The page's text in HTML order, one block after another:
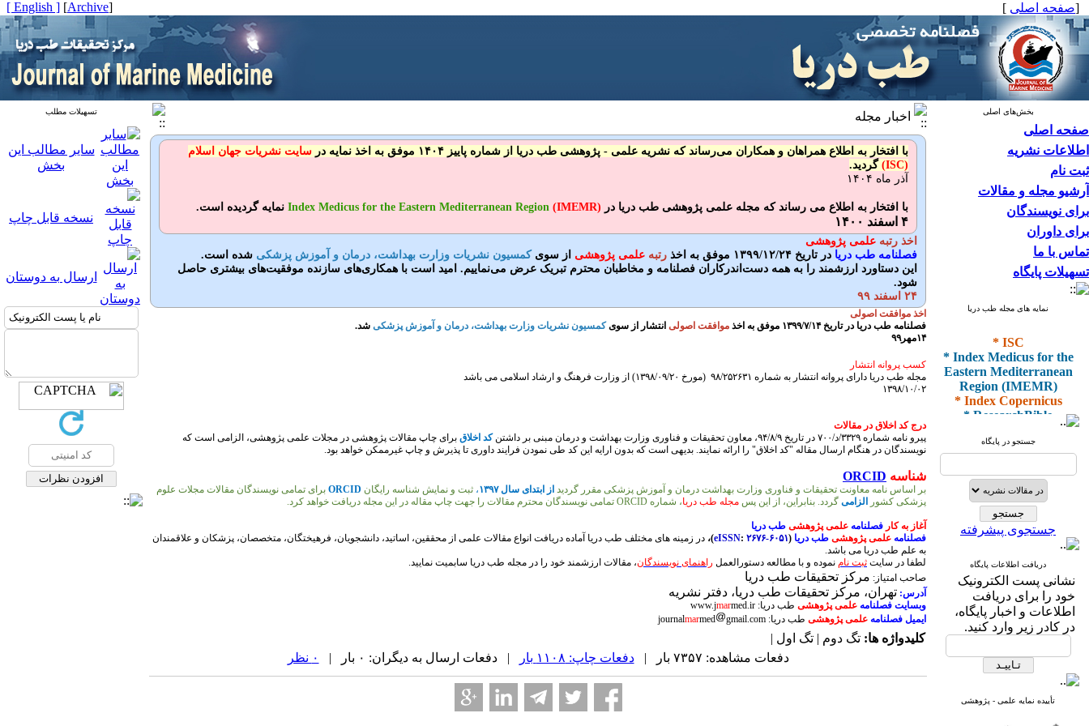
[صفحه اصلی ]
[
Archive
]
[ English ]
بخش‌های اصلی
صفحه اصلی
اطلاعات نشریه
ثبت نام
آرشیو مجله و مقالات
برای نویسندگان
برای داوران
تماس با ما
تسهیلات پایگاه
نمایه های مجله طب دریا
* ISC
* Index Medicus for the
Eastern Mediterranean
Region (IMEMR)
* Index Copernicus
* ResearchBible
* I2OR
* ROAD
* Scientific Indexing
Services
* SID
* Magiran
* Google Scholar
و دارای رتبه علمی
پژوهشی
از کمیسیون نشریات
وزارت بهداشت و درمان
* Index Medicus for the
جستجو در پایگاه
جستجوی پیشرفته
دریافت اطلاعات پایگاه
نشانی پست الکترونیک
خود را برای دریافت
اطلاعات و اخبار پایگاه،
در کادر زیر وارد کنید.
تأییده نمایه علمی - پژوهشی
اخبار مجله
با افتخار به اطلاع همراهان و همکاران می‌رساند که نشریه علمی - پژوهشی طب دریا از شماره پاییز ۱۴۰۴ موفق به اخذ نمایه در
سایت نشریات جهان اسلام
(ISC)
گردید.
آذر ماه ۱۴۰۴
با افتخار به اطلاع می رساند که مجله علمی پژوهشی طب دریا در Index Medicus for the Eastern Mediterranean Region (IMEMR) نمایه گردیده است.
۴ اسفند ۱۴۰۰
اخذ رتبه علمی پژوهشی
فصلنامه طب دریا در تاریخ ۱۳۹۹/۱۲/۲۴ موفق به اخذ رتبه علمی پژوهشی از سوی کمسیون نشریات وزارت بهداشت، درمان و آموزش پزشکی شده است.
این دستاورد ارزشمند را به همه دست‌اندرکاران فصلنامه و مخاطبان محترم تبریک عرض می‌نماییم. امید است با همکاری‌های سازنده موفقیت‌های بیشتری حاصل
شود.
۲۴ اسفند ۹۹
اخذ موافقت اصولی
فصلنامه طب دریا در تاریخ ۱۳۹۹/۷/۱۴ موفق به اخذ
موافقت اصولی انتشار از سویکمسیون نشریات وزارت بهداشت، درمان و آموزش پزشکی شد.
۱۴مهر۹۹
کسب پروانه انتشار
مجله طب دریا دارای پروانه انتشار به شماره ۹۸/۲۵۲۶۳۱ (مورخ ۱۳۹۸/۰۹/۲۰) از وزارت فرهنگ و ارشاد اسلامی می باشد
۱۳۹۸/۱۰/۰۲
درج کد اخلاق در مقالات
پیرو نامه شماره ۳۳۲۹/د/۷۰۰ در تاریخ ۹۴/۸/۹، معاون تحقیقات و فناوری وزارت بهداشت و درمان مبنی بر داشتن
کد اخلاق برای چاپ مقالات پژوهشی در مجلات علمی پژوهشی، الزامی است که
نویسندگان در هنگام ارسال مقاله "کد اخلاق" را ارائه نمایند. بدیهی است که بدون ارایه این کد طی نمودن فرایند داوری تا پذیرش و چاپ غیرممکن خواهد بود.
شناسه ORCID
بر اساس نامه معاونت تحقیقات و فناوری وزارت بهداشت درمان و آموزش پزشکی مقرر گردید از ابتدای سال ۱۳۹۷ ، ثبت و نمایش شناسه رایگان ORCID برای تمامی نویسندگان مقالات مجلات علوم
پزشکی کشور
الزامی گردد. بنابراین، از این پس مجله طب دریا، شماره ORCID تمامی نویسندگان محترم مقالات را جهت چاپ مقاله در این مجله دریافت خواهد کرد.
آغاز به کار فصلنامه علمی پژوهشی طب دریا
فصلنامه علمی پژوهشی طب دریا (
eISSN: ۲۶۷۶-۶۰۵۱ )، در زمینه های مختلف طب دریا آماده دریافت انواع مقالات علمی از محققین، اساتید، دانشجویان، فرهیختگان، متخصصان، پزشکان و علاقمندان
به علم طب دریا می باشد.
لطفا در سایت ثبت نام نموده و با مطالعه دستورالعمل راهنمای نویسندگان، مقالات ارزشمند خود را در مجله طب دریا سابمیت نمایید.
صاحب امتیاز: مرکز تحقیقات طب دریا
آدرس: تهران، مرکز تحقیقات طب دریا، دفتر نشریه
وبسایت فصلنامه علمی پژوهشی طب دریا: www.j marmed.ir
ایمیل فصلنامه علمی پژوهشی طب دریا: journal marmed gmail.com
تسهیلات مطلب
سایر مطالب این
بخش
نسخه قابل چاپ
ارسال به دوستان
کلیدواژه ها: تگ دوم | تگ اول |
دفعات مشاهده: ۷۳۵۷ بار |
دفعات چاپ: ۱۱۰۸ بار | دفعات ارسال به دیگران: ۰ بار | ۰ نظر